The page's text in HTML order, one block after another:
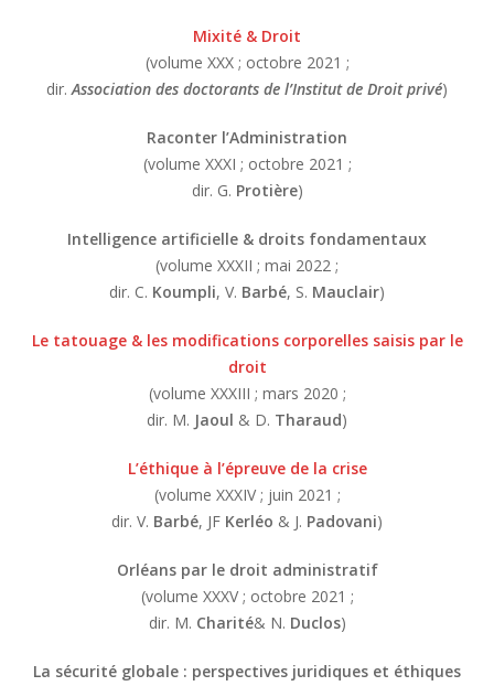
Mixité & Droit
(volume XXX ; octobre 2021 ;
dir.Association des doctorants de l’Institut de Droit privé)
Raconter l’Administration
(volume XXXI ; octobre 2021 ;
dir. G. Protière)
Intelligence artificielle & droits fondamentaux
(volume XXXII ; mai 2022 ;
dir. C. Koumpli, V. Barbé, S. Mauclair)
Le tatouage & les modifications corporelles saisis par le
droit
(volume XXXIII ; mars 2020 ;
dir. M. Jaoul & D. Tharaud)
L’éthique à l’épreuve de la crise
(volume XXXIV ; juin 2021 ;
dir. V. Barbé, JF Kerléo & J. Padovani)
Orléans par le droit administratif
(volume XXXV ; octobre 2021 ;
dir. M. Charité& N. Duclos)
La sécurité globale : perspectives juridiques et éthiques